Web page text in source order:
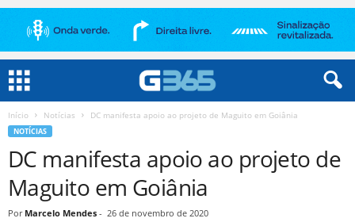
Início Notícias DC manifesta apoio ao projeto de Maguito em Goiânia
NOTÍCIAS
DC manifesta apoio ao projeto de
Maguito em Goiânia
Por Marcelo Mendes - 26 de novembro de 2020